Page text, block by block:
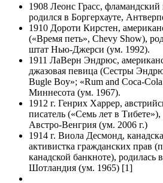
1908 Леонс Грасс,
родился в Боргерхауте,
1910 Дороти Кирстен,
(«Время петь», Chevy Show),
штат Нью-Джерси (ум. 1992).
1911 ЛаВерн Эндрюс,
джазовая певица (Сестры
Bugle Boy»; «Rum and Coca-
Миннесота (ум. 1967).
1912 г. Генрих Харрер,
писатель («Семь лет в
Австро-Венгрия (ум. 2006 г.)
1914 г. Виола Десмонд,
активистка гражданских прав
канадской банкноте), родилась
Шотландия (ум. 1965) [1]